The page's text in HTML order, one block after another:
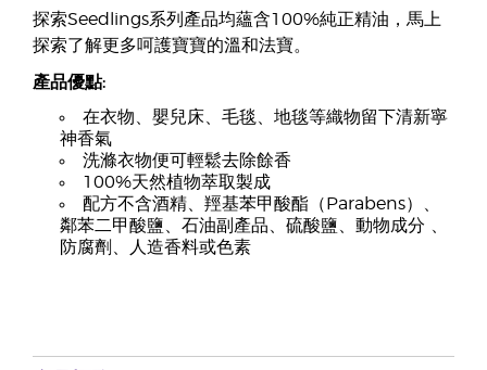
探索Seedlings系列產品均蘊含100%純正精油，馬上
探索了解更多呵護寶寶的溫和法寶。
產品優點:
在衣物、嬰兒床、毛毯、地毯等織物留下清新寧
神香氣
洗滌衣物便可輕鬆去除餘香
100%天然植物萃取製成
配方不含酒精、羥基苯甲酸酯（Parabens）、
鄰苯二甲酸鹽、石油副產品、硫酸鹽、動物成分 、
防腐劑、人造香料或色素